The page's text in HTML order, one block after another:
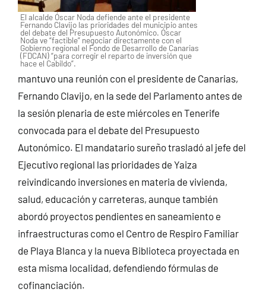
El alcalde Óscar Noda defiende ante el presidente
Fernando Clavijo las prioridades del municipio antes
del debate del Presupuesto Autonómico. Óscar
Noda ve “factible” negociar directamente con el
Gobierno regional el Fondo de Desarrollo de Canarias
(FDCAN) “para corregir el reparto de inversión que
hace el Cabildo”.
mantuvo una reunión con el presidente de Canarias,
Fernando Clavijo, en la sede del Parlamento antes de
la sesión plenaria de este miércoles en Tenerife
convocada para el debate del Presupuesto
Autonómico. El mandatario sureño trasladó al jefe del
Ejecutivo regional las prioridades de Yaiza
reivindicando inversiones en materia de vivienda,
salud, educación y carreteras, aunque también
abordó proyectos pendientes en saneamiento e
infraestructuras como el Centro de Respiro Familiar
de Playa Blanca y la nueva Biblioteca proyectada en
esta misma localidad, defendiendo fórmulas de
cofinanciación.